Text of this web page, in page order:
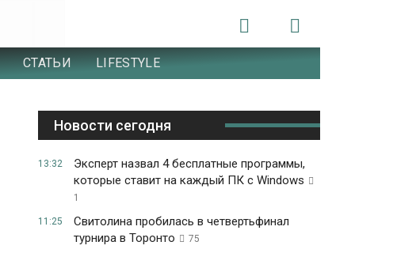
СТАТЬИ LIFESTYLE
Новости сегодня
13:32
Эксперт назвал 4 бесплатные программы,
которые ставит на каждый ПК с Windows
1
11:25
Свитолина пробилась в четвертьфинал
турнира в Торонто
75